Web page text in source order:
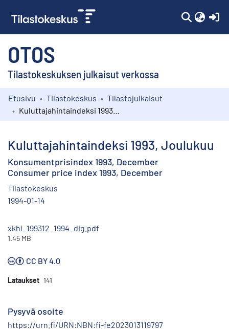
OTOS
Tilastokeskuksen julkaisut verkossa
Kokoelmat
Etusivu Tilastokeskus
Tilastojulkaisut
Kuluttajahintaindeksi 1993, Joulukuu
Konsumentprisindex 1993, December
Consumer price index 1993, December
Tilastokeskus
1994-01-14
xkhi_199312_1994_dig.pdf
1.45 MB
CC BY 4.0
Lataukset 141
Pysyvä osoite
https://urn.fi/URN:NBN:fi-fe2023013119797